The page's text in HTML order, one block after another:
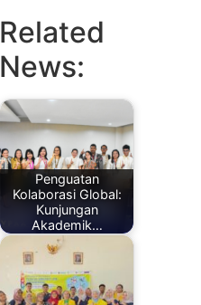
Related
News:
Penguatan
Kolaborasi Global:
Kunjungan
Akademik…